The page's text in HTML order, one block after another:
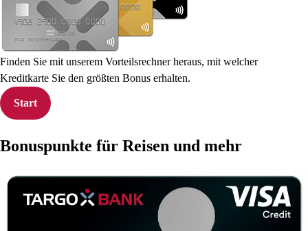
Finden Sie mit unserem Vorteilsrechner heraus, mit welcher
Kreditkarte Sie den größten Bonus erhalten.
Start
Bonuspunkte für Reisen und mehr